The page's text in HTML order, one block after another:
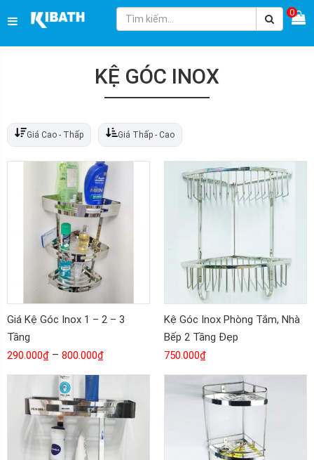
0
KỆ GÓC INOX
Giá Cao - Thấp Giá Thấp - Cao
Giá Kệ Góc Inox 1 – 2 – 3
Tầng
290.000₫ – 800.000₫
Kệ Góc Inox Phòng Tắm, Nhà
Bếp 2 Tầng Đẹp
750.000₫